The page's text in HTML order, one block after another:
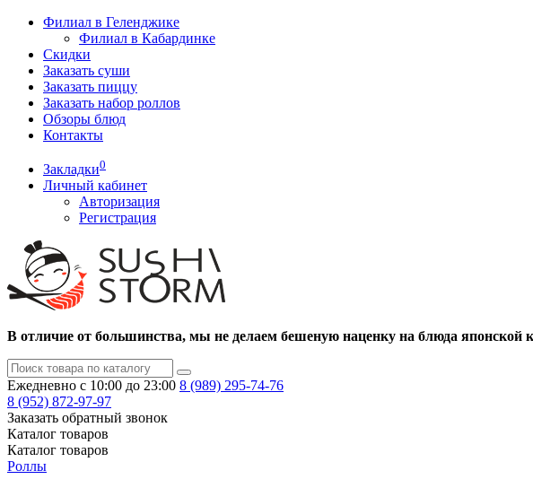
Филиал в Геленджике
Филиал в Кабардинке
Скидки
Заказать суши
Заказать пиццу
Заказать набор роллов
Обзоры блюд
Контакты
Закладки0
Личный кабинет
Авторизация
Регистрация
В отличие от большинства, мы не делаем бешеную наценку на блюда
Ежедневно с 10:00 до 23:00 8 (989) 295-74-76
8 (952) 872-97-97
Заказать обратный звонок
Каталог товаров
Каталог товаров
Роллы